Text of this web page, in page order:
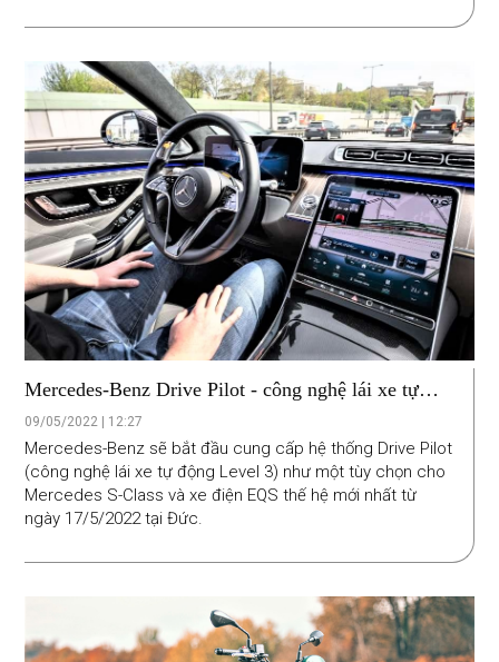
Mercedes-Benz Drive Pilot - công nghệ lái xe tự
động cấp độ 3 đi vào hoạt động
09/05/2022 | 12:27
Mercedes-Benz sẽ bắt đầu cung cấp hệ thống Drive Pilot
(công nghệ lái xe tự động Level 3) như một tùy chọn cho
Mercedes S-Class và xe điện EQS thế hệ mới nhất từ ​​
ngày 17/5/2022 tại Đức.